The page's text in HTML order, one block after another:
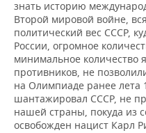
знать историю
Второй мировой войне,
политический вес СССР,
России, огромное
минимальное количество
противников, не
на Олимпиаде ранее лета
шантажировал СССР, не
нашей страны, покуда из
освобожден нацист Карл